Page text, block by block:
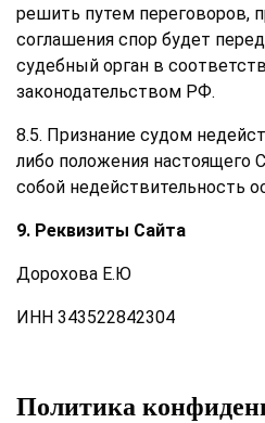
решить путем переговоров,
соглашения спор будет
судебный орган в
законодательством РФ.
8.5. Признание судом
либо положения настоящего
собой недействительность
9. Реквизиты Сайта
Дорохова Е.Ю
ИНН 343522842304
Политика